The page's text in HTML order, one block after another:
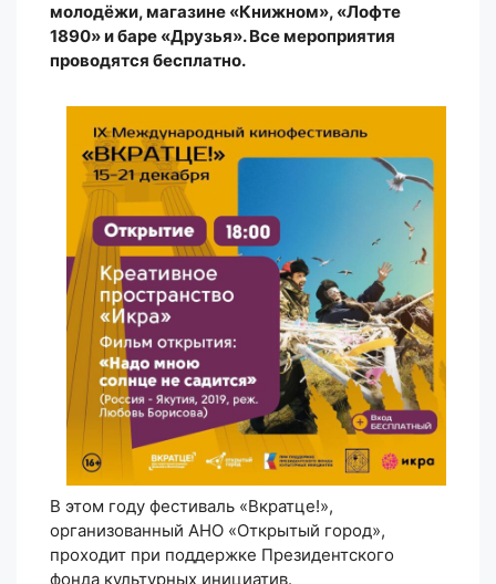
молодёжи, магазине «Книжном», «Лофте
1890» и баре «Друзья». Все мероприятия
проводятся бесплатно.
В этом году фестиваль «Вкратце!»,
организованный АНО «Открытый город»,
проходит при поддержке Президентского
фонда культурных инициатив.